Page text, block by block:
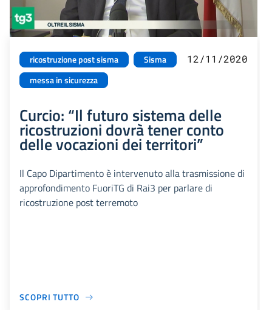
ricostruzione post sisma
Sisma
messa in sicurezza
12/11/2020
Curcio: “Il futuro sistema delle
ricostruzioni dovrà tener conto
delle vocazioni dei territori”
Il Capo Dipartimento è intervenuto alla trasmissione di
approfondimento FuoriTG di Rai3 per parlare di
ricostruzione post terremoto
SCOPRI TUTTO